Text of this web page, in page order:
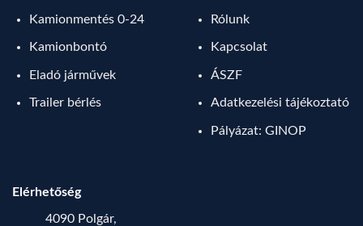
Kamionmentés 0-24
Kamionbontó
Eladó járművek
Trailer bérlés
Rólunk
Kapcsolat
ÁSZF
Adatkezelési tájékoztató
Pályázat: GINOP
Elérhetőség
4090 Polgár,